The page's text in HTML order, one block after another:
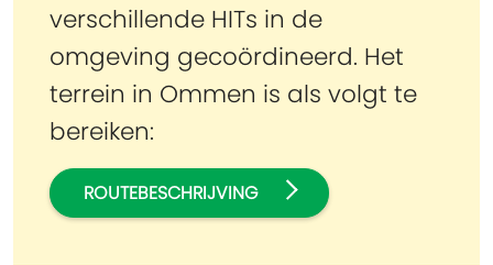
verschillende HITs in de
omgeving gecoördineerd. Het
terrein in Ommen is als volgt te
bereiken:
ROUTEBESCHRIJVING